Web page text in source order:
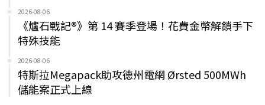
2026-08-06
《爐石戰記®》第 14 賽季登場！花費金幣解鎖手下
特殊技能
2026-08-06
特斯拉Megapack助攻德州電網 Ørsted 500MWh
儲能案正式上線